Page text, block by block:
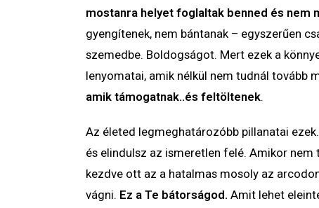
mostanra helyet foglaltak benned és nem
gyengítenek, nem bántanak – egyszerűen
szemedbe. Boldogságot. Mert ezek a
lenyomatai, amik nélkül nem tudnál tovább
amik támogatnak..és feltöltenek.
Az életed legmeghatározóbb pillanatai
és elindulsz az ismeretlen felé. Amikor
kezdve ott az a hatalmas mosoly az
vágni. Ez a Te bátorságod. Amit lehet